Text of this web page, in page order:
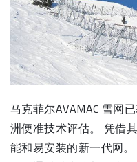
马克菲尔AVAMAC 雪网
洲便准技术评估。 凭借
能和易安装的新一代网